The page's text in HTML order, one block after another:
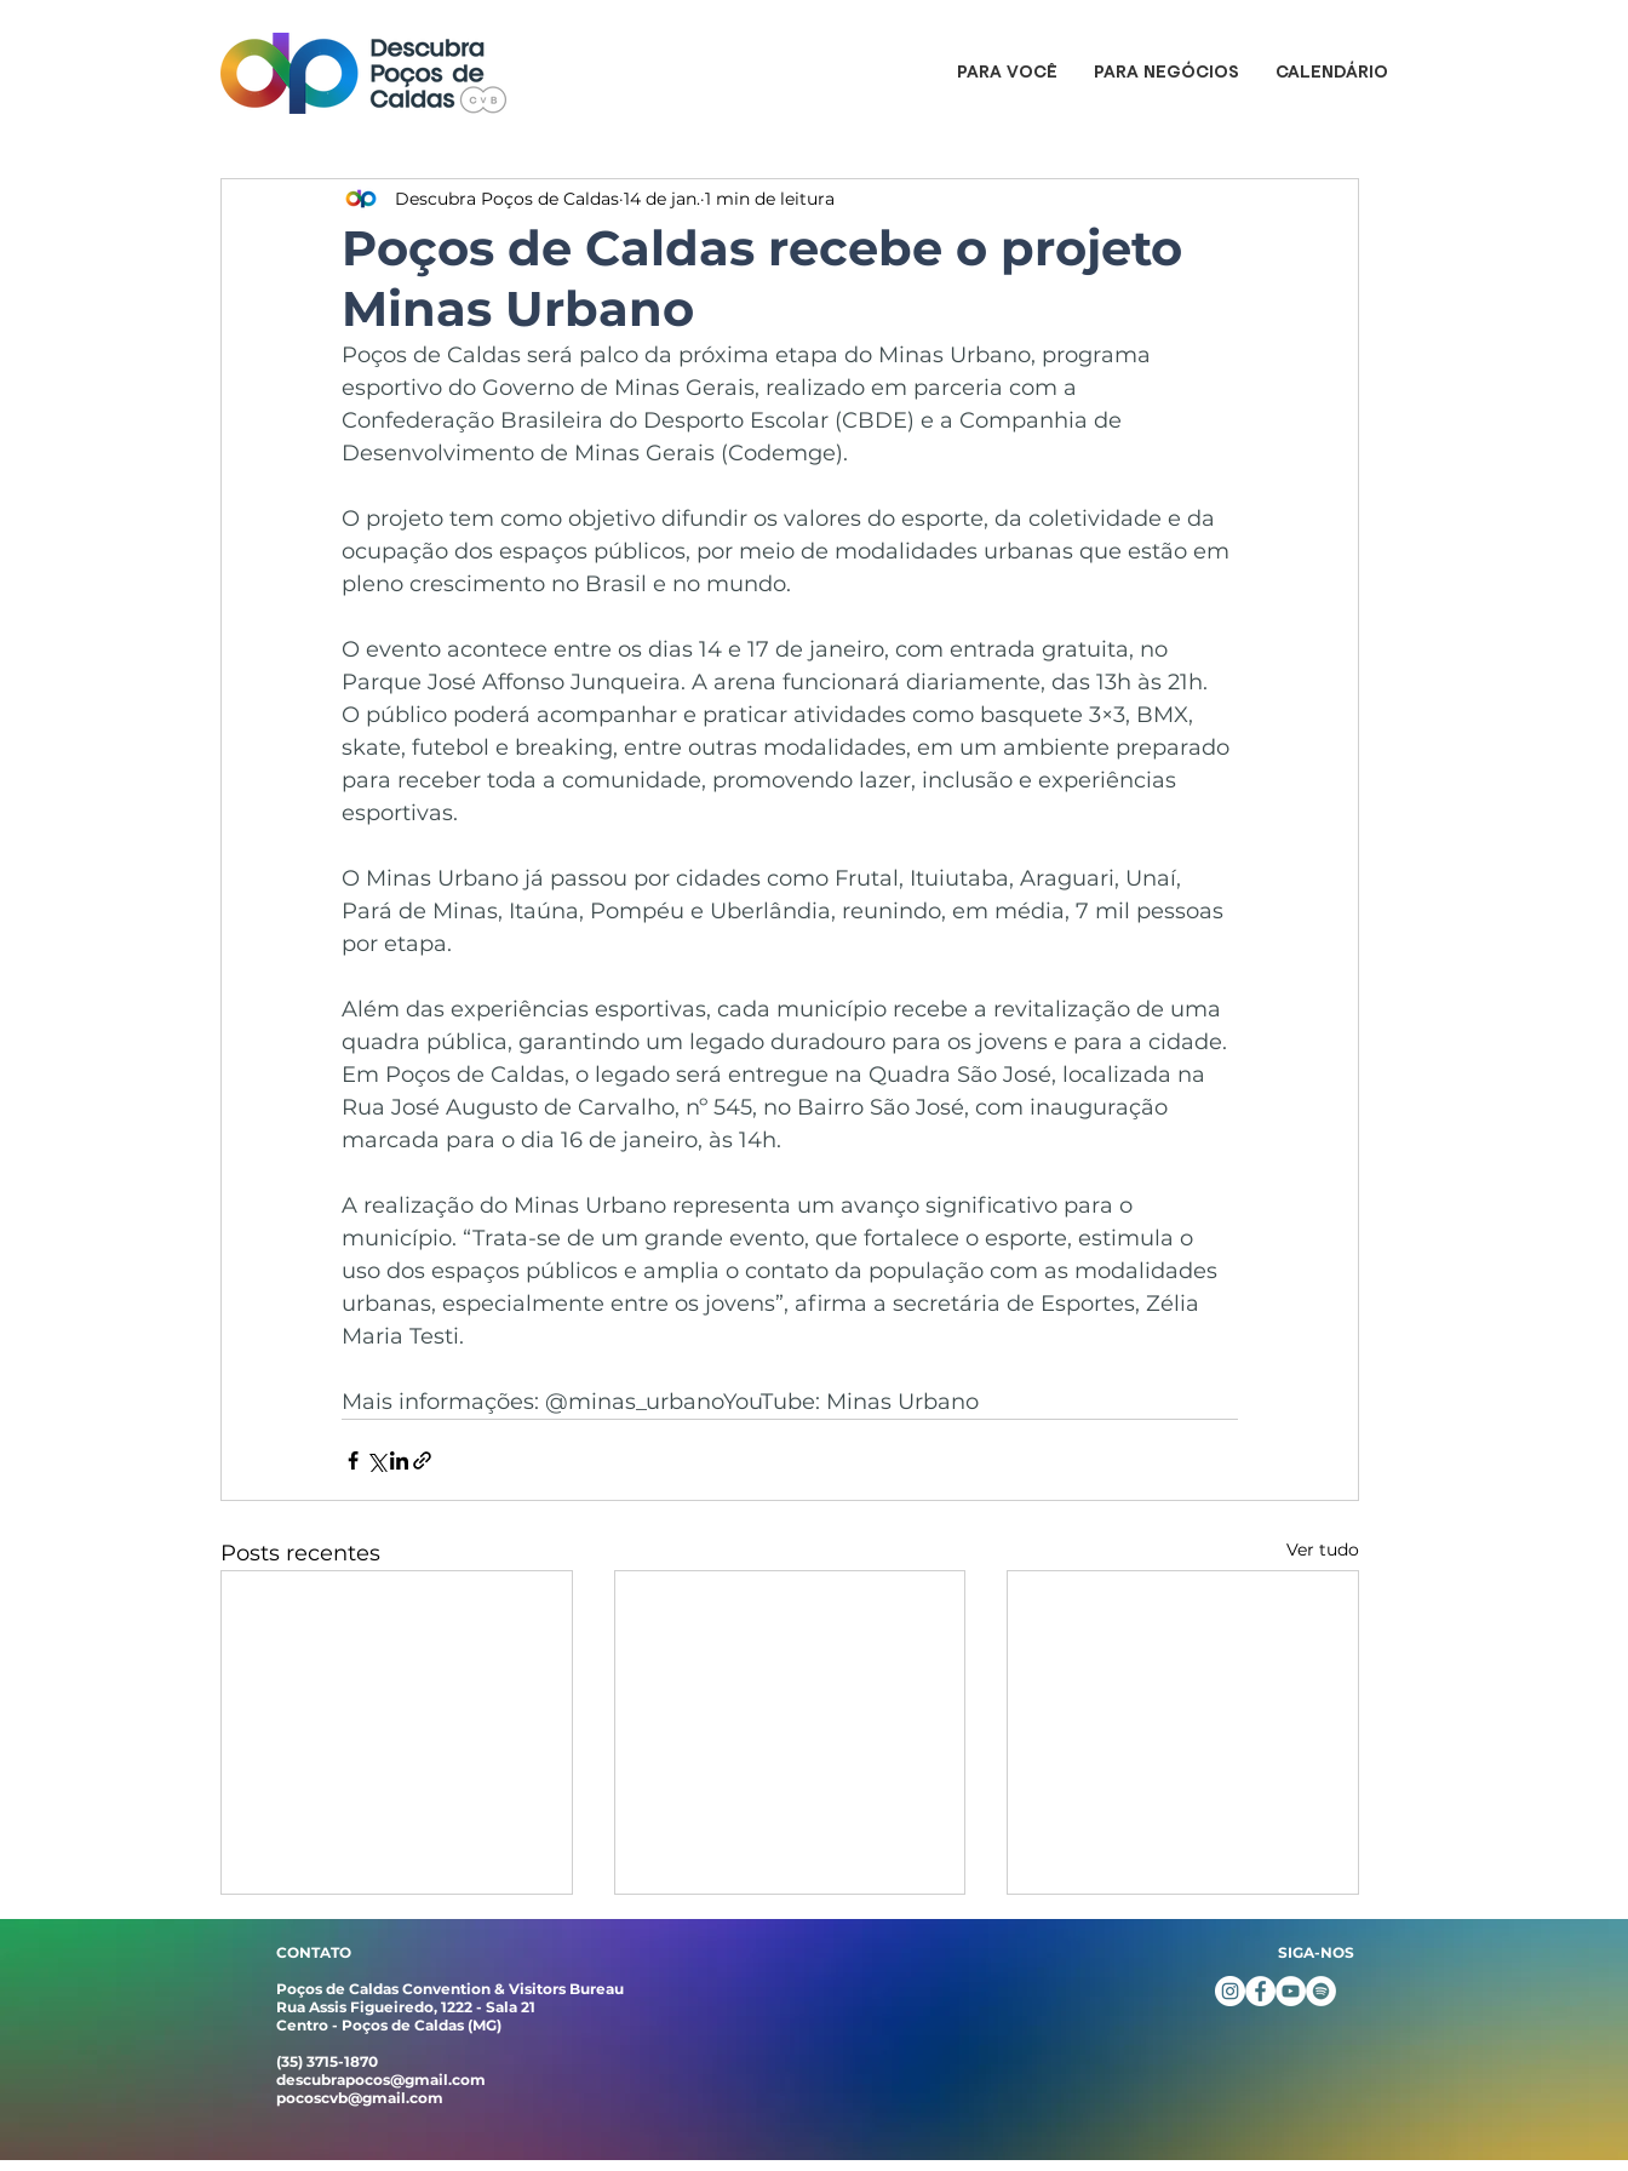
PARA VOCÊ PARA NEGÓCIOS CALENDÁRIO
Poços de Caldas recebe o projeto
Minas Urbano
Descubra Poços de Caldas 14 de jan. 1 min de leitura
Poços de Caldas será palco da próxima etapa do Minas Urbano, programa
esportivo do Governo de Minas Gerais, realizado em parceria com a
Confederação Brasileira do Desporto Escolar (CBDE) e a Companhia de
Desenvolvimento de Minas Gerais (Codemge).
O projeto tem como objetivo difundir os valores do esporte, da coletividade e da
ocupação dos espaços públicos, por meio de modalidades urbanas que estão em
pleno crescimento no Brasil e no mundo.
O evento acontece entre os dias 14 e 17 de janeiro, com entrada gratuita, no
Parque José Affonso Junqueira. A arena funcionará diariamente, das 13h às 21h.
O público poderá acompanhar e praticar atividades como basquete 3×3, BMX,
skate, futebol e breaking, entre outras modalidades, em um ambiente preparado
para receber toda a comunidade, promovendo lazer, inclusão e experiências
esportivas.
O Minas Urbano já passou por cidades como Frutal, Ituiutaba, Araguari, Unaí,
Pará de Minas, Itaúna, Pompéu e Uberlândia, reunindo, em média, 7 mil pessoas
por etapa.
Além das experiências esportivas, cada município recebe a revitalização de uma
quadra pública, garantindo um legado duradouro para os jovens e para a cidade.
Em Poços de Caldas, o legado será entregue na Quadra São José, localizada na
Rua José Augusto de Carvalho, nº 545, no Bairro São José, com inauguração
marcada para o dia 16 de janeiro, às 14h.
A realização do Minas Urbano representa um avanço significativo para o
município. “Trata-se de um grande evento, que fortalece o esporte, estimula o
uso dos espaços públicos e amplia o contato da população com as modalidades
urbanas, especialmente entre os jovens”, afirma a secretária de Esportes, Zélia
Maria Testi.
Mais informações: @minas_urbanoYouTube: Minas Urbano
Posts recentes Ver tudo
Nascente
concerto em
residência artística de
CONTATO
Poços de Caldas Convention & Visitors Bureau
Rua Assis Figueiredo, 1222 - Sala 21
Centro - Poços de Caldas (MG)
(35) 3715-1870
descubrapocos@gmail.com
pocoscvb@gmail.com
SIGA-NOS